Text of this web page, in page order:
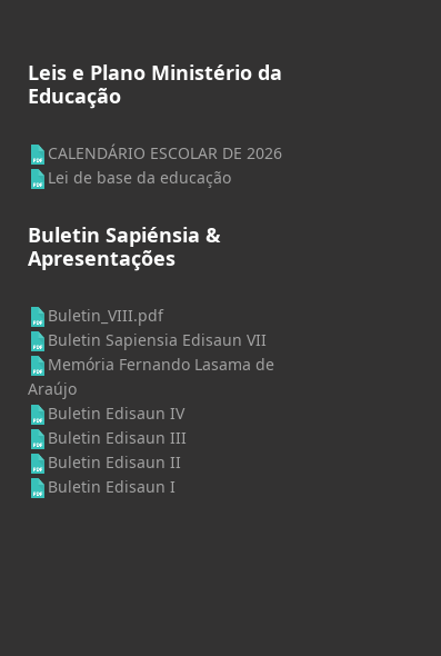
Leis e Plano Ministério da
Educação
CALENDÁRIO ESCOLAR DE 2026
Lei de base da educação
Buletin Sapiénsia &
Apresentações
Buletin_VIII.pdf
Buletin Sapiensia Edisaun VII
Memória Fernando Lasama de
Araújo
Buletin Edisaun IV
Buletin Edisaun III
Buletin Edisaun II
Buletin Edisaun I